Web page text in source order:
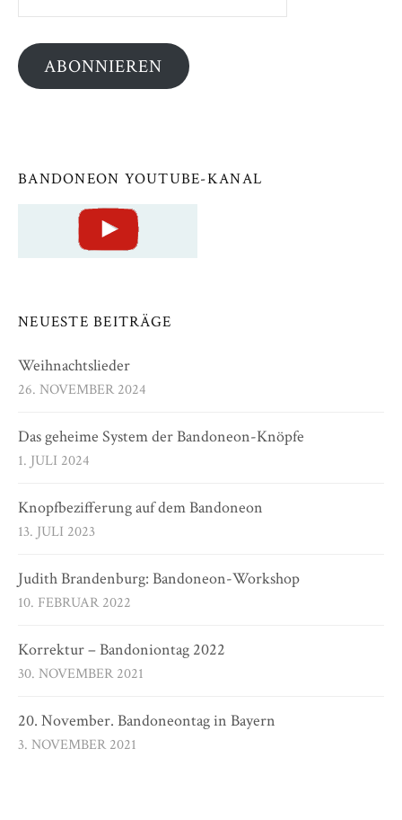
ABONNIEREN
BANDONEON YOUTUBE-KANAL
NEUESTE BEITRÄGE
Weihnachtslieder
26. NOVEMBER 2024
Das geheime System der Bandoneon-Knöpfe
1. JULI 2024
Knopfbezifferung auf dem Bandoneon
13. JULI 2023
Judith Brandenburg: Bandoneon-Workshop
10. FEBRUAR 2022
Korrektur – Bandoniontag 2022
30. NOVEMBER 2021
20. November. Bandoneontag in Bayern
3. NOVEMBER 2021